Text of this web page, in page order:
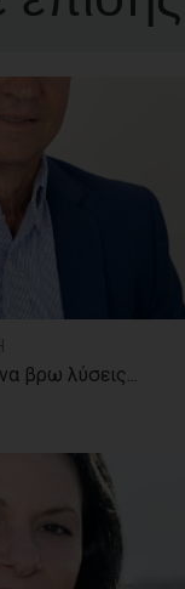
βρω λύσεις...